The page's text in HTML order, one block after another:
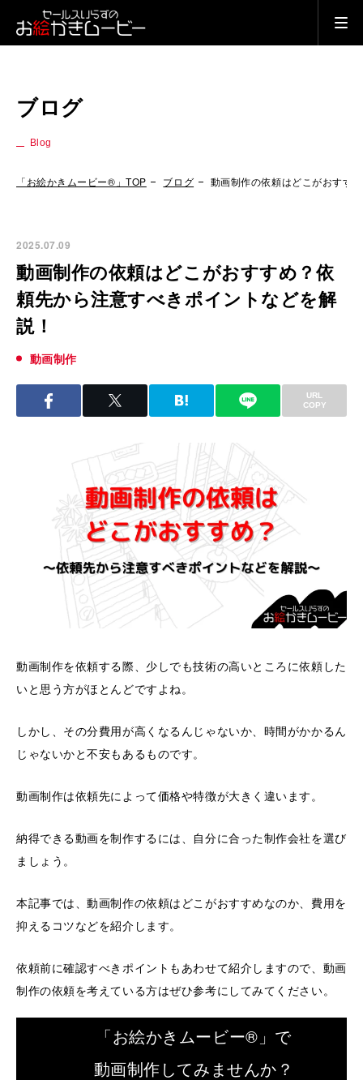
ブログ
Blog
「お絵かきムービー®」TOP ブログ 動画制作の依頼はどこがおすす
2025.07.09
動画制作の依頼はどこがおすすめ？依
頼先から注意すべきポイントなどを解
説！
動画制作
URL
COPY
動画制作を依頼する際、少しでも技術の高いところに依頼した
いと思う方がほとんどですよね。
しかし、その分費用が高くなるんじゃないか、時間がかかるん
じゃないかと不安もあるものです。
動画制作は依頼先によって価格や特徴が大きく違います。
納得できる動画を制作するには、自分に合った制作会社を選び
ましょう。
本記事では、動画制作の依頼はどこがおすすめなのか、費用を
抑えるコツなどを紹介します。
依頼前に確認すべきポイントもあわせて紹介しますので、動画
制作の依頼を考えている方はぜひ参考にしてみてください。
「お絵かきムービー®」で
動画制作してみませんか？